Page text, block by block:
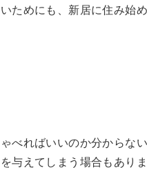
ためにも、新居に住み始
べればいいのか分からな
を与えてしまう場合もあり